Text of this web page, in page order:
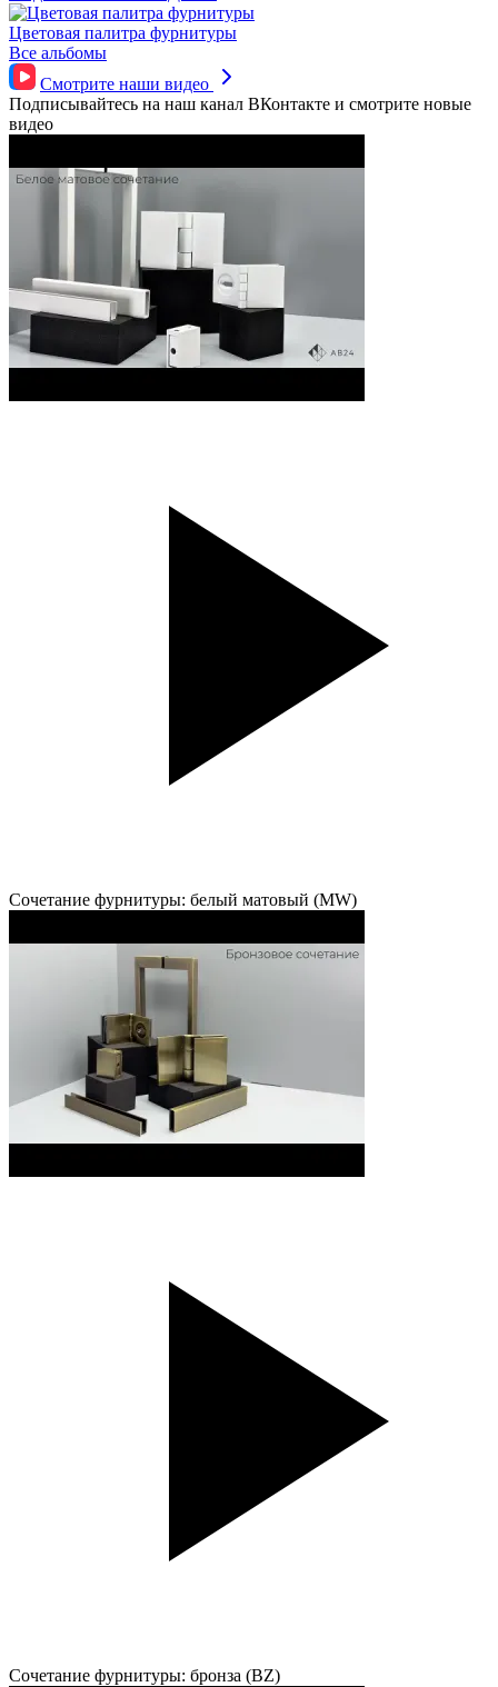
Цветовая палитра фурнитуры
Все альбомы
Смотрите наши видео
Подписывайтесь на наш канал ВКонтакте и смотрите новые
видео
Сочетание фурнитуры: белый матовый (MW)
Сочетание фурнитуры: бронза (BZ)